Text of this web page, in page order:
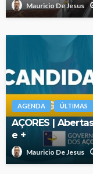
Mauricio De Jesus
AGENDA ÚLTIMAS
AÇORES |
e +
Mauricio De Jesus